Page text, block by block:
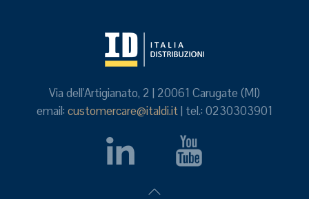
Via dell'Artigianato, 2 | 20061 Carugate (MI)
email: customercare@italdi.it| tel.: 0230303901